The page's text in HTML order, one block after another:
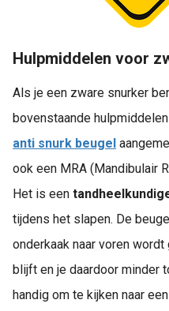
Hulpmiddelen voor
Als je een zware snurker
bovenstaande
anti snurk beugel
ook een MRA (Mandibulair
Het is een
tijdens het slapen. De
onderkaak naar voren
blijft en je daardoor minder
handig om te kijken naar